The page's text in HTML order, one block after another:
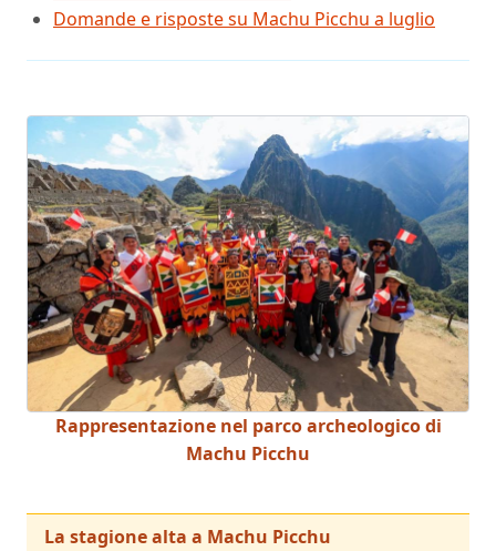
Domande e risposte su Machu Picchu a luglio
Rappresentazione nel parco archeologico di
Machu Picchu
La stagione alta a Machu Picchu